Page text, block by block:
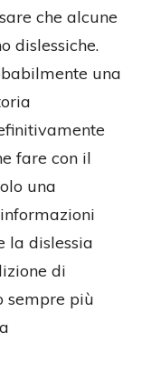
che alcune
dislessiche.
una
fare con il
una
la dislessia
di
sempre più